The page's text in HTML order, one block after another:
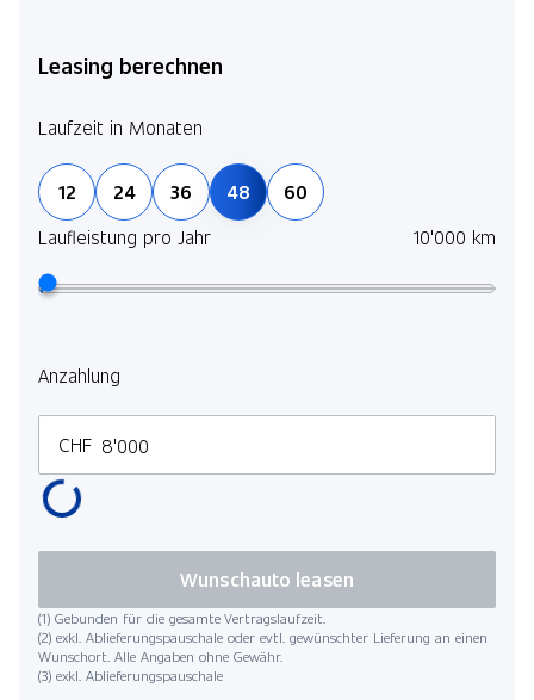
Leasing berechnen
Laufzeit in Monaten
12 24 36 48
60
Laufleistung pro Jahr
10'000 km
Anzahlung
CHF
(1) Gebunden für die gesamte Vertragslaufzeit.
(2) exkl. Ablieferungspauschale oder evtl. gewünschter Lieferung an einen
Wunschort. Alle Angaben ohne Gewähr.
(3) exkl. Ablieferungspauschale
Wunschauto leasen